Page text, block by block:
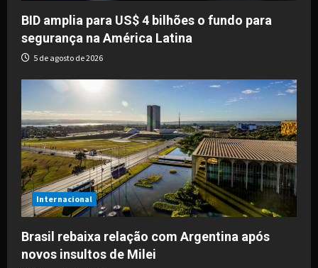
BID amplia para US$ 4 bilhões o fundo para
segurança na América Latina
5 de agosto de 2026
Internacional
Brasil rebaixa relação com Argentina após
novos insultos de Milei